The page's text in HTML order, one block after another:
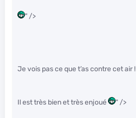
" />
Je vois pas ce que t’as contre cet air !
Il est très bien et très enjoué " />